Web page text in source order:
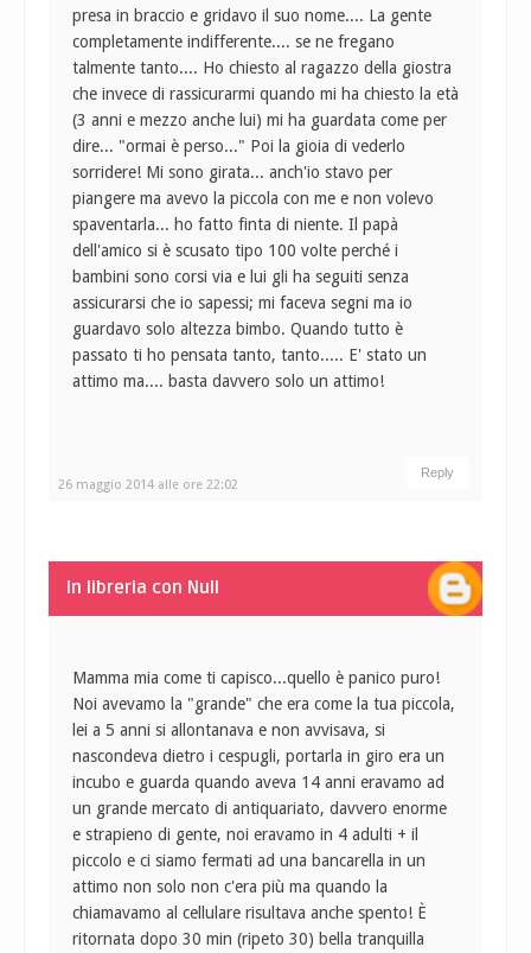
26 maggio 2014 alle ore 22:02
presa in braccio e gridavo il suo nome.... La gente
completamente indifferente.... se ne fregano
talmente tanto.... Ho chiesto al ragazzo della giostra
che invece di rassicurarmi quando mi ha chiesto la età
(3 anni e mezzo anche lui) mi ha guardata come per
dire... "ormai è perso..." Poi la gioia di vederlo
sorridere! Mi sono girata... anch'io stavo per
piangere ma avevo la piccola con me e non volevo
spaventarla... ho fatto finta di niente. Il papà
dell'amico si è scusato tipo 100 volte perché i
bambini sono corsi via e lui gli ha seguiti senza
assicurarsi che io sapessi; mi faceva segni ma io
guardavo solo altezza bimbo. Quando tutto è
passato ti ho pensata tanto, tanto..... E' stato un
attimo ma.... basta davvero solo un attimo!
Reply
In libreria con Null
Mamma mia come ti capisco...quello è panico puro!
Noi avevamo la "grande" che era come la tua piccola,
lei a 5 anni si allontanava e non avvisava, si
nascondeva dietro i cespugli, portarla in giro era un
incubo e guarda quando aveva 14 anni eravamo ad
un grande mercato di antiquariato, davvero enorme
e strapieno di gente, noi eravamo in 4 adulti + il
piccolo e ci siamo fermati ad una bancarella in un
attimo non solo non c'era più ma quando la
chiamavamo al cellulare risultava anche spento! È
ritornata dopo 30 min (ripeto 30) bella tranquilla